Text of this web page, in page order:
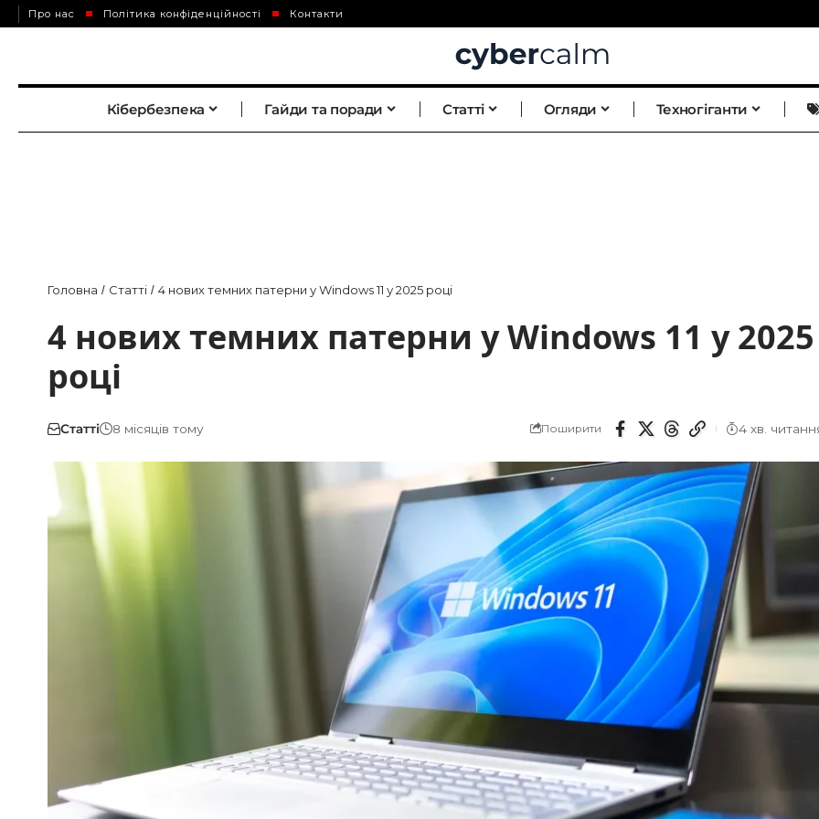
Про нас Політика конфіденційності Контакти
Кібербезпека Гайди та поради Статті Огляди Техногіганти
Головна / Статті / 4 нових темних патерни у Windows 11 у 2025 році
4 нових темних патерни у Windows 11 у 2025
році
Статті 8 місяців тому Поширити 4 хв.